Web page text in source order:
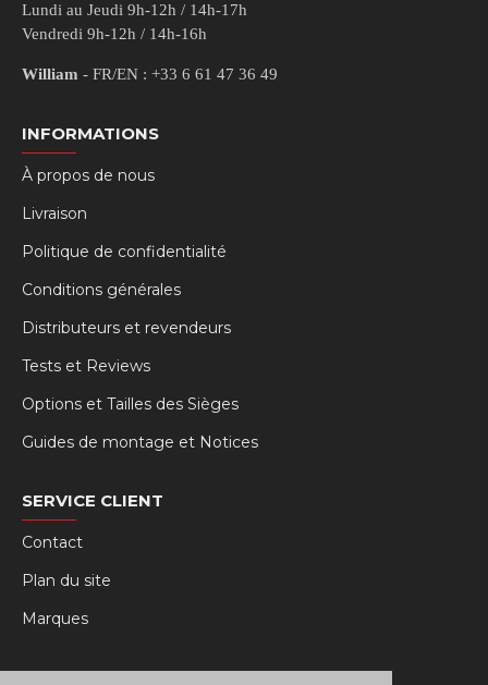
Lundi au Jeudi 9h-12h / 14h-17h
Vendredi 9h-12h / 14h-16h
William - FR/EN : +33 6 61 47 36 49
INFORMATIONS
À propos de nous
Livraison
Politique de confidentialité
Conditions générales
Distributeurs et revendeurs
Tests et Reviews
Options et Tailles des Sièges
Guides de montage et Notices
SERVICE CLIENT
Contact
Plan du site
Marques
MY RSEAT